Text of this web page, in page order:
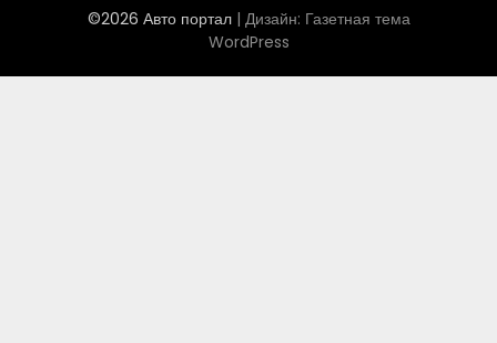
©2026 Авто портал | Дизайн: Газетная тема
WordPress